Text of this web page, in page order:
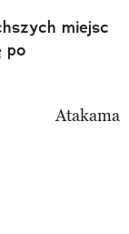
miejsc
po